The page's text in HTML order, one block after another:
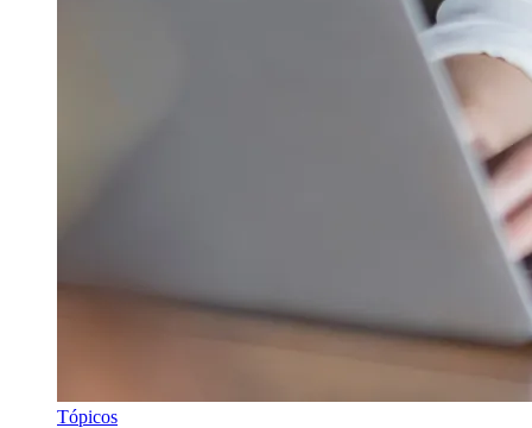
Tópicos